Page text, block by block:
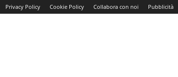
Privacy Policy Cookie Policy Collabora con noi Pubblicità